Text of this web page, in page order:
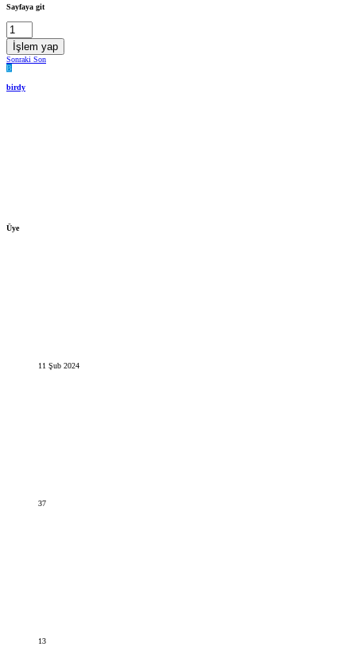
Sayfaya git
İşlem yap
Sonraki Son
B
birdy
Üye
11 Şub 2024
37
13